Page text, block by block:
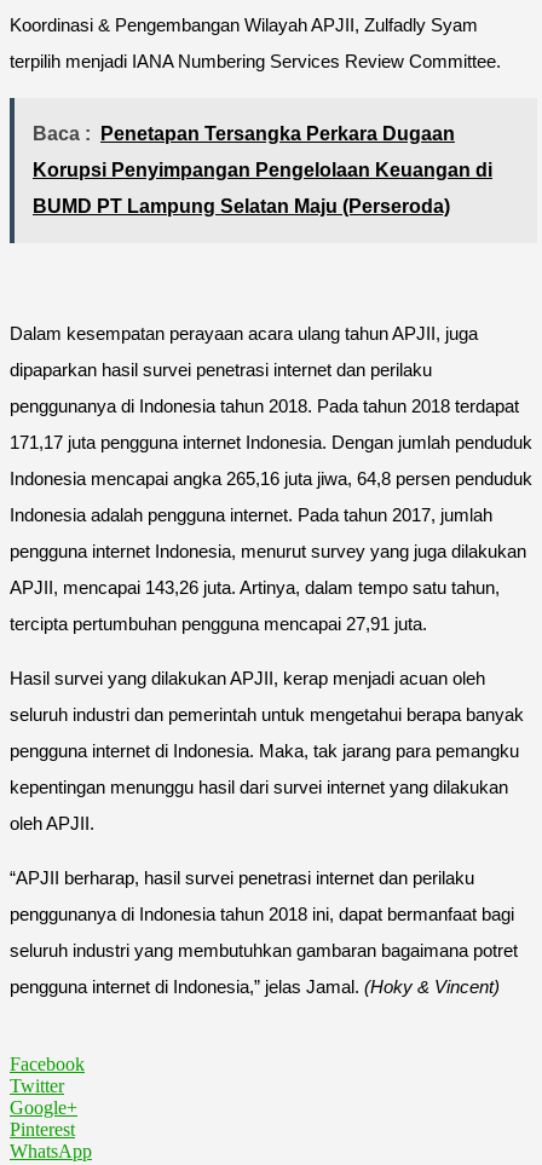
Koordinasi & Pengembangan Wilayah APJII, Zulfadly Syam
terpilih menjadi IANA Numbering Services Review Committee.
Baca :
Penetapan Tersangka Perkara Dugaan
Korupsi Penyimpangan Pengelolaan Keuangan di
BUMD PT Lampung Selatan Maju (Perseroda)
Dalam kesempatan perayaan acara ulang tahun APJII, juga
dipaparkan hasil survei penetrasi internet dan perilaku
penggunanya di Indonesia tahun 2018. Pada tahun 2018 terdapat
171,17 juta pengguna internet Indonesia. Dengan jumlah penduduk
Indonesia mencapai angka 265,16 juta jiwa, 64,8 persen penduduk
Indonesia adalah pengguna internet. Pada tahun 2017, jumlah
pengguna internet Indonesia, menurut survey yang juga dilakukan
APJII, mencapai 143,26 juta. Artinya, dalam tempo satu tahun,
tercipta pertumbuhan pengguna mencapai 27,91 juta.
Hasil survei yang dilakukan APJII, kerap menjadi acuan oleh
seluruh industri dan pemerintah untuk mengetahui berapa banyak
pengguna internet di Indonesia. Maka, tak jarang para pemangku
kepentingan menunggu hasil dari survei internet yang dilakukan
oleh APJII.
“APJII berharap, hasil survei penetrasi internet dan perilaku
penggunanya di Indonesia tahun 2018 ini, dapat bermanfaat bagi
seluruh industri yang membutuhkan gambaran bagaimana potret
pengguna internet di Indonesia,” jelas Jamal. (Hoky & Vincent)
Facebook
Twitter
Google+
Pinterest
WhatsApp